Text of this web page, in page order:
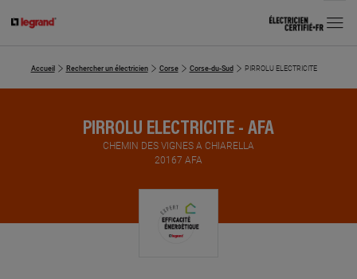
MENU
Accueil Rechercher un électricien Corse Corse-du-Sud PIRROLU ELECTRICITE
PIRROLU ELECTRICITE - AFA
CHEMIN DES VIGNES A CHIARELLA
20167 AFA